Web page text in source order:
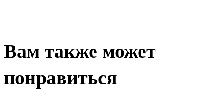
Вам также может
понравиться